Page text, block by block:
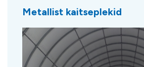
Metallist kaitseplekid